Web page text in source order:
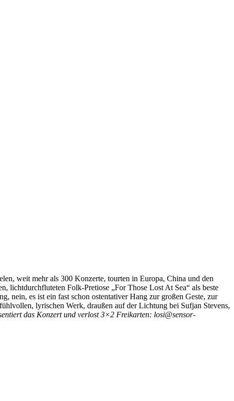
weit mehr als 300 Konzerte, tourten in Europa, China und den
lichtdurchfluteten Folk-Pretiose „For Those Lost At Sea“ als beste
nein, es ist ein fast schon ostentativer Hang zur großen Geste, zur
lyrischen Werk, draußen auf der Lichtung bei Sufjan Stevens,
das Konzert und verlost 3×2 Freikarten: losi@sensor-